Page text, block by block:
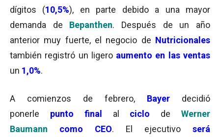
dígitos (10,5%), en parte debido a una mayor
demanda de Bepanthen. Después de un año
anterior muy fuerte, el negocio de Nutricionales
también registró un ligero aumento en las ventas
un 1,0%.
A comienzos de febrero, Bayer
decidió
ponerle
punto final al ciclo de
Werner
Baumann como CEO. El ejecutivo será